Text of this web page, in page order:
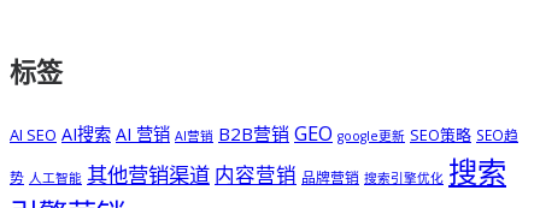
标签
AI SEO AI搜索 AI 营销 AI营销 B2B营销 GEO google更新 SEO策略 SEO趋
势 人工智能 其他营销渠道 内容营销 品牌营销 搜索引擎优化 搜索